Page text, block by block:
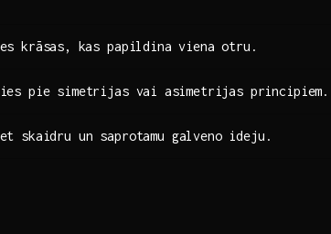
krāsas,⁤ kas papildina viena otru.
pie simetrijas vai ⁣asimetrijas principiem.
skaidru un saprotamu galveno ideju.